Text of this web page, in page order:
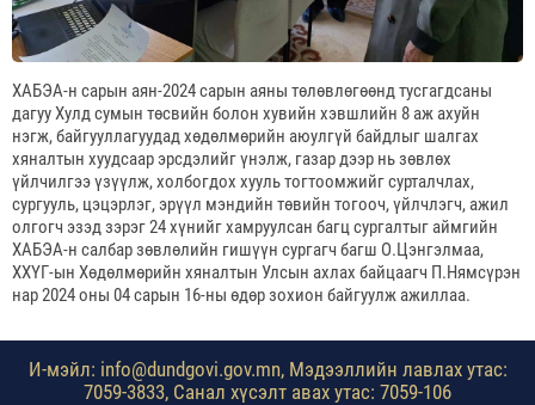
ХАБЭА-н сарын аян-2024 сарын аяны төлөвлөгөөнд тусгагдсаны
дагуу Хулд сумын төсвийн болон хувийн хэвшлийн 8 аж ахуйн
нэгж, байгууллагуудад хөдөлмөрийн аюулгүй байдлыг шалгах
хяналтын хуудсаар эрсдэлийг үнэлж, газар дээр нь зөвлөх
үйлчилгээ үзүүлж, холбогдох хууль тогтоомжийг сурталчлах,
сургууль, цэцэрлэг, эрүүл мэндийн төвийн тогооч, үйлчлэгч, ажил
олгогч эзэд зэрэг 24 хүнийг хамруулсан багц сургалтыг аймгийн
ХАБЭА-н салбар зөвлөлийн гишүүн сургагч багш О.Цэнгэлмаа,
ХХҮГ-ын Хөдөлмөрийн хяналтын Улсын ахлах байцаагч П.Нямсүрэн
нар 2024 оны 04 сарын 16-ны өдөр зохион байгуулж ажиллаа.
И-мэйл: info@dundgovi.gov.mn, Мэдээллийн лавлах утас:
7059-3833, Санал хүсэлт авах утас: 7059-106